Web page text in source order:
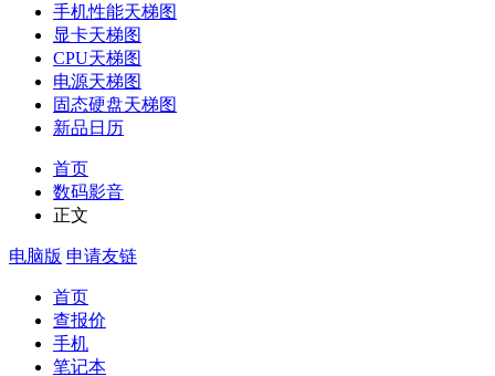
手机性能天梯图
显卡天梯图
CPU天梯图
电源天梯图
固态硬盘天梯图
新品日历
首页
数码影音
正文
电脑版 申请友链
首页
查报价
手机
笔记本